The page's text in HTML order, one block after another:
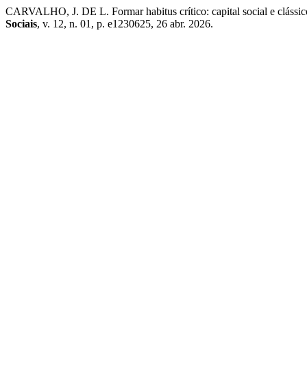
CARVALHO, J. DE L. Formar habitus crítico: capital social e
Sociais, v. 12, n. 01, p. e1230625, 26 abr. 2026.